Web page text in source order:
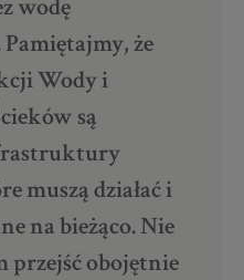
wodę
że
Wody i
są
muszą działać i
na bieżąco. Nie
przejść obojętnie